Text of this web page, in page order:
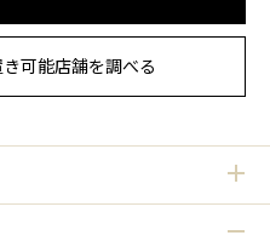
可能店舗を調べる